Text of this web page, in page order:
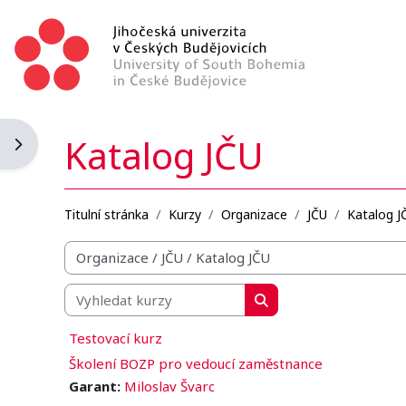
Otevřít panel bloku
Katalog JČU
Titulní stránka Kurzy Organizace JČU Katalog
Organizační struktura kurzů
Vyhledat kurzy
Vyhledat kurzy
Testovací kurz
Školení BOZP pro vedoucí zaměstnance
Garant: Miloslav Švarc